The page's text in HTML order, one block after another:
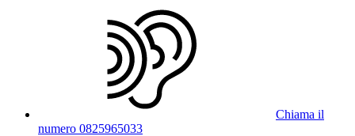
Chiama il
numero 0825965033